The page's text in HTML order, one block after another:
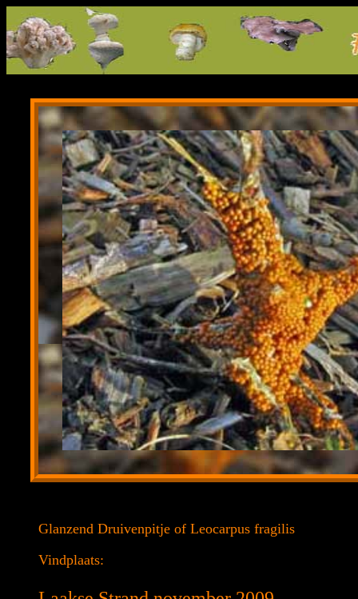
Glanzend Druivenpitje of Leocarpus fragilis
Vindplaats: